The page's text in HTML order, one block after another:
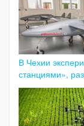
В Чехии
станциями»,